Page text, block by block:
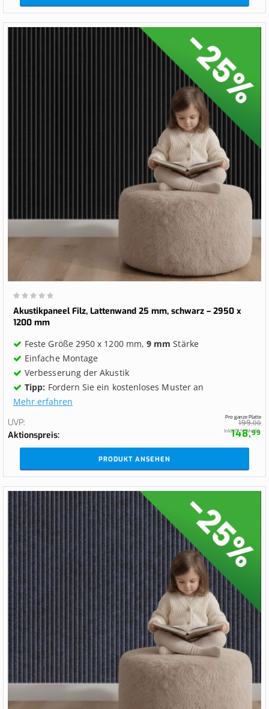
Wertung:
0%
Akustikpaneel Filz, Lattenwand 25 mm, schwarz – 2950 x
1200 mm
Feste Größe 2950 x 1200 mm,9 mm Stärke
Einfache Montage
Verbesserung der Akustik
Tipp: Fordern Sie ein kostenloses Muster an
Mehr erfahren
UVP
199,00
Aktionspreis
Pro ganze Platte
148,99
Inkl. 19 % MwSt.
PRODUKT ANSEHEN